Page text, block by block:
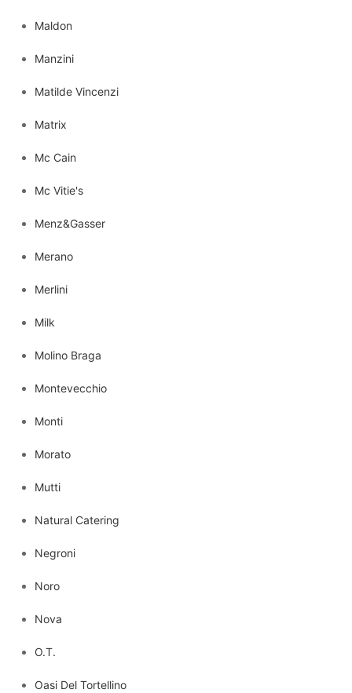
Maldon
Manzini
Matilde Vincenzi
Matrix
Mc Cain
Mc Vitie's
Menz&Gasser
Merano
Merlini
Milk
Molino Braga
Montevecchio
Monti
Morato
Mutti
Natural Catering
Negroni
Noro
Nova
O.T.
Oasi Del Tortellino